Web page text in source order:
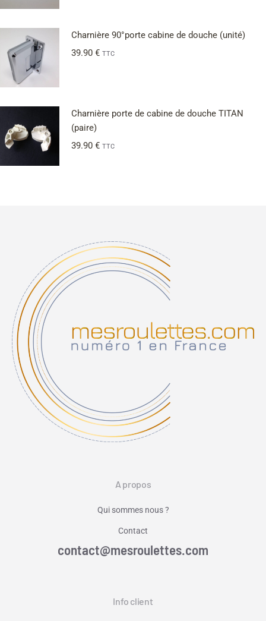
Charnière 90°porte cabine de douche (unité)
39.90 € TTC
Charnière porte de cabine de douche TITAN
(paire)
39.90 € TTC
A propos
Qui sommes nous ?
Contact
contact@mesroulettes.com
Info client